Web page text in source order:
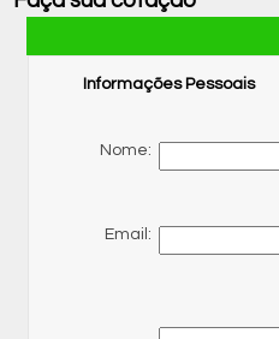
Informações Pessoais
Nome:
Email: